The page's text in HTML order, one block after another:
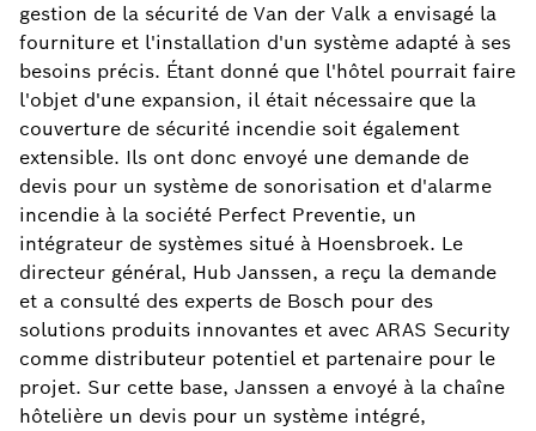
gestion de la sécurité de Van der Valk a envisagé la
fourniture et l'installation d'un système adapté à ses
besoins précis. Étant donné que l'hôtel pourrait faire
l'objet d'une expansion, il était nécessaire que la
couverture de sécurité incendie soit également
extensible. Ils ont donc envoyé une demande de
devis pour un système de sonorisation et d'alarme
incendie à la société Perfect Preventie, un
intégrateur de systèmes situé à Hoensbroek. Le
directeur général, Hub Janssen, a reçu la demande
et a consulté des experts de Bosch pour des
solutions produits innovantes et avec ARAS Security
comme distributeur potentiel et partenaire pour le
projet. Sur cette base, Janssen a envoyé à la chaîne
hôtelière un devis pour un système intégré,